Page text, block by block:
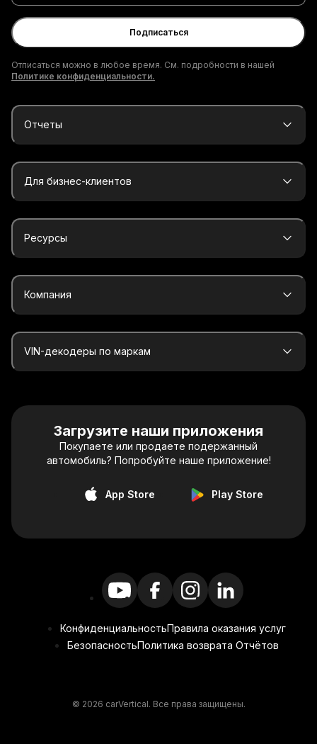
электронной
почты
Подписаться
Отписаться можно в любое время. См. подробности в нашей
Политике конфиденциальности.
Отчеты
Для бизнес-клиентов
Ресурсы
Компания
VIN-декодеры по маркам
Загрузите наши приложения
Покупаете или продаете подержанный
автомобиль? Попробуйте наше приложение!
App Store Play Store
КонфиденциальностьПравила оказания услуг
БезопасностьПолитика возврата Отчётов
© 2026 carVertical. Все права защищены.